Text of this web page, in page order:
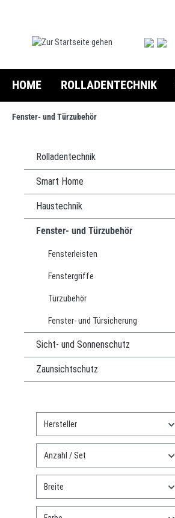
HOME ROLLADENTECHNIK
Fenster- und Türzubehör
Rolladentechnik
Smart Home
Haustechnik
Fenster- und Türzubehör
Fensterleisten
Fenstergriffe
Türzubehör
Fenster- und Türsicherung
Sicht- und Sonnenschutz
Zaunsichtschutz
Hersteller
Anzahl / Set
Breite